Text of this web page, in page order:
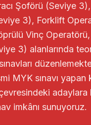
Şoförü (Seviye
3), Forklift
Vinç
3) alanlarında
MYK sınavı
adaylara
imkânı sunuyoruz.